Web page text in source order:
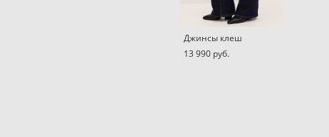
Джинсы клеш
13 990 pуб.